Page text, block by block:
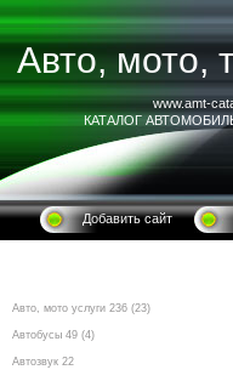
Авто, мото,
www.amt-
КАТАЛОГ
Добавить сайт
Авто, мото услуги 236 (23)
Автобусы 49 (4)
Автозвук 22